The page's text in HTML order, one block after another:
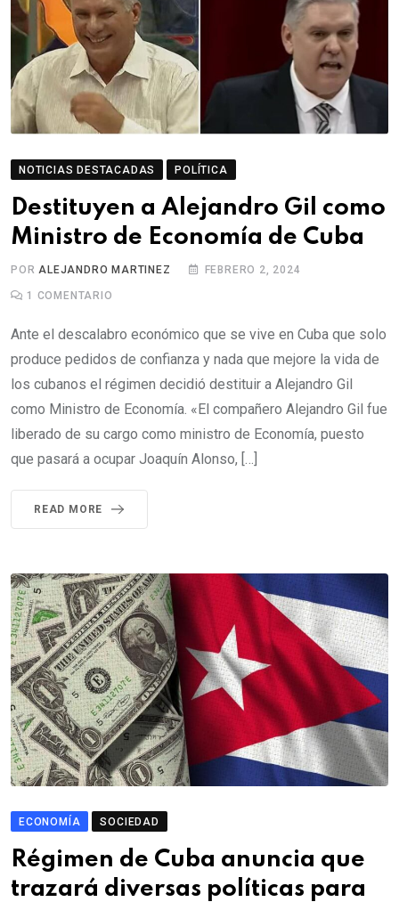
NOTICIAS DESTACADAS POLÍTICA
Destituyen a Alejandro Gil como
Ministro de Economía de Cuba
PORALEJANDRO MARTINEZ FEBRERO 2, 2024
1 COMENTARIO
Ante el descalabro económico que se vive en Cuba que solo
produce pedidos de confianza y nada que mejore la vida de
los cubanos el régimen decidió destituir a Alejandro Gil
como Ministro de Economía. «El compañero Alejandro Gil fue
liberado de su cargo como ministro de Economía, puesto
que pasará a ocupar Joaquín Alonso, […]
READ MORE
ECONOMÍA SOCIEDAD
Régimen de Cuba anuncia que
trazará diversas políticas para